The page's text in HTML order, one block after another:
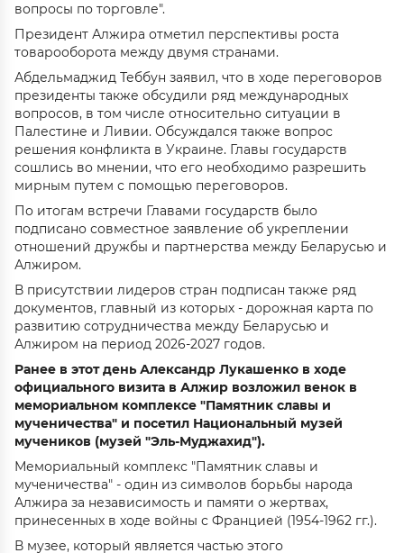
вопросы по торговле".
Президент Алжира отметил перспективы роста
товарооборота между двумя странами.
Абдельмаджид Теббун заявил, что в ходе переговоров
президенты также обсудили ряд международных
вопросов, в том числе относительно ситуации в
Палестине и Ливии. Обсуждался также вопрос
решения конфликта в Украине. Главы государств
сошлись во мнении, что его необходимо разрешить
мирным путем с помощью переговоров.
По итогам встречи Главами государств было
подписано совместное заявление об укреплении
отношений дружбы и партнерства между Беларусью и
Алжиром.
В присутствии лидеров стран подписан также ряд
документов, главный из которых - дорожная карта по
развитию сотрудничества между Беларусью и
Алжиром на период 2026-2027 годов.
Ранее в этот день Александр Лукашенко в ходе
официального визита в Алжир возложил венок в
мемориальном комплексе "Памятник славы и
мученичества" и посетил Национальный музей
мучеников (музей "Эль-Муджахид").
Мемориальный комплекс "Памятник славы и
мученичества" - один из символов борьбы народа
Алжира за независимость и памяти о жертвах,
принесенных в ходе войны с Францией (1954-1962 гг.).
В музее, который является частью этого